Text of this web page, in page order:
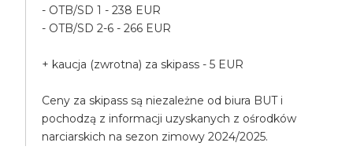
- OTB/SD 1 - 238 EUR
- OTB/SD 2-6 - 266 EUR
+ kaucja (zwrotna) za skipass - 5 EUR
Ceny za skipass są niezależne od biura BUT i
pochodzą z informacji uzyskanych z ośrodków
narciarskich na sezon zimowy 2024/2025.